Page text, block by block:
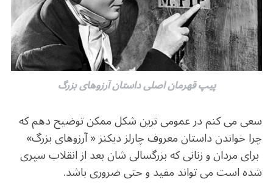
پیپ قهرمان اصلی داستان آرزوهای بزرگ
سعی می کنم در عمومی ترین شکل ممکن توضیح دهم که
چرا خواندن داستان معروف چارلز دیکنز « آرزوهای بزرگ»
برای مردان و زنانی که بزرگسالی شان بعد از انقلاب سپری
شده است می تواند مفید و حتی ضروری باشد.